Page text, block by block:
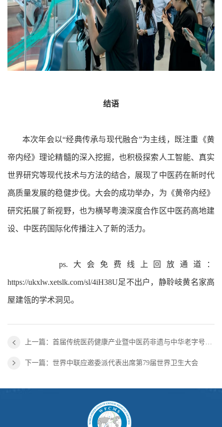
结语
本次年会以“经典传承与现代融合”为主线，既注重《黄
帝内经》理论精髓的深入挖掘，也积极探索人工智能、真实
世界研究等现代技术与方法的结合，展现了中医药在新时代
高质量发展的稳健步伐。大会的成功举办，为《黄帝内经》
研究拓展了新视野，也为横琴粤澳深度合作区中医药高地建
设、中医药国际化传播注入了新的活力。
ps.大会免费线上回放通道：
https://ukxlw.xetslk.com/sl/4iH38U足不出户，静聆岐黄名家高
屋建瓴的学术洞见。
下一篇：世界中联应邀委派代表出席第79届世界卫生大会